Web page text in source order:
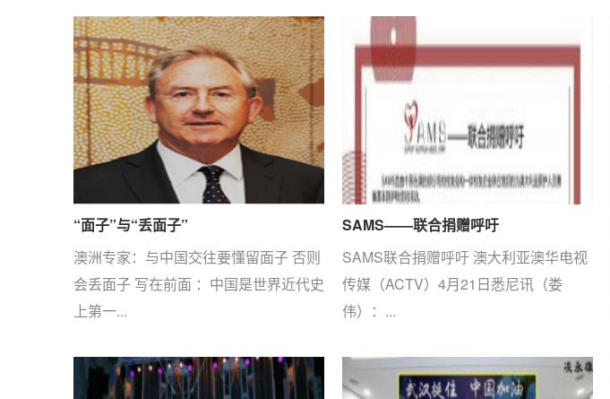
“面子”与“丢面子”
澳洲专家：与中国交往要懂留面子 否则
会丢面子 写在前面 ：中国是世界近代史
上第一...
SAMS——联合捐赠呼吁
SAMS联合捐赠呼吁 澳大利亚澳华电视
传媒（ACTV）4月21日悉尼讯（娄
伟）：...